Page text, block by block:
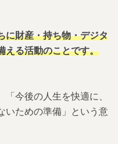
に財産・持ち物・デジタ
える活動のことです。
今後の人生を快適に、
いための準備」という意